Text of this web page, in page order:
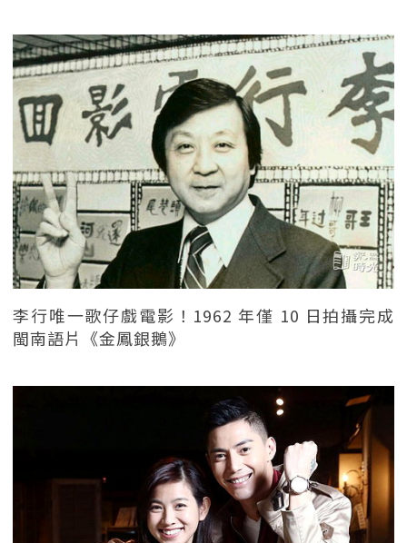
李行唯一歌仔戲電影！1962 年僅 10 日拍攝完成
閩南語片《金鳳銀鵝》